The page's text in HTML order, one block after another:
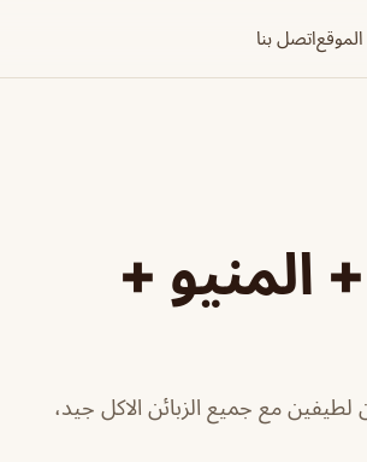
اتصل بنا
المنيو +
لطيفين مع جميع الزبائن الاكل جيد،